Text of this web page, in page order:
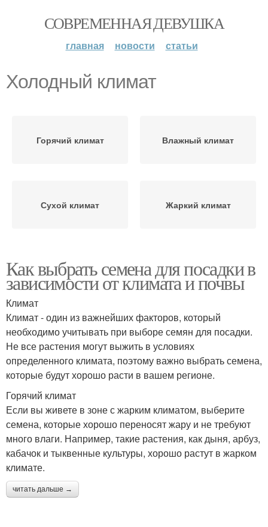
СОВРЕМЕННАЯ ДЕВУШКА
главная новости статьи
Холодный климат
Горячий климат Влажный климат
Сухой климат Жаркий климат
Как выбрать семена для посадки в
зависимости от климата и почвы
Климат
Климат - один из важнейших факторов, который
необходимо учитывать при выборе семян для посадки.
Не все растения могут выжить в условиях
определенного климата, поэтому важно выбрать семена,
которые будут хорошо расти в вашем регионе.
Горячий климат
Если вы живете в зоне с жарким климатом, выберите
семена, которые хорошо переносят жару и не требуют
много влаги. Например, такие растения, как дыня, арбуз,
кабачок и тыквенные культуры, хорошо растут в жарком
климате.
читать дальше →